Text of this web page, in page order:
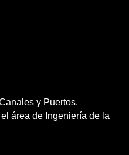
y Puertos.
área de Ingeniería de la